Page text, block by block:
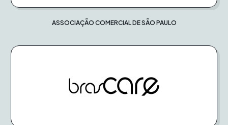
ASSOCIAÇÃO COMERCIAL DE SÃO PAULO